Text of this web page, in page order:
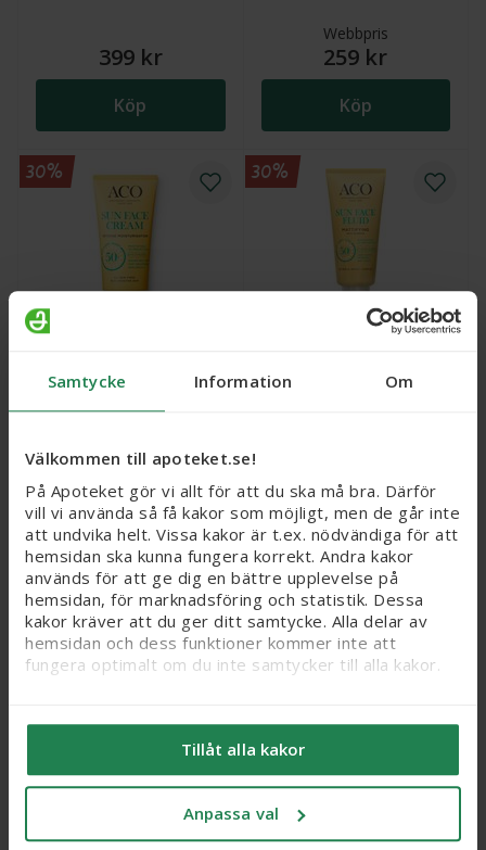
Samtycke Information Om
Välkommen till apoteket.se!
På Apoteket gör vi allt för att du ska må bra. Därför
vill vi använda så få kakor som möjligt, men de går inte
att undvika helt. Vissa kakor är t.ex. nödvändiga för att
hemsidan ska kunna fungera korrekt. Andra kakor
används för att ge dig en bättre upplevelse på
hemsidan, för marknadsföring och statistik. Dessa
kakor kräver att du ger ditt samtycke. Alla delar av
hemsidan och dess funktioner kommer inte att
fungera optimalt om du inte samtycker till alla kakor.
komma att behandlas genom kakor, eftersom vi bl. a.
säljer integritetskänsliga produkter som receptfria
läkemedel och produkter relaterade till hälsostatus
och sex. När du samtycker till kakor samtycker du
också till att känsliga personuppgifter kan behandlas
för samma ändamål.
Tillåt alla kakor
Anpassa val
399 kr
Köp
Webbpris
259 kr
Köp
ACO Sun Face Cream SPF
50+, 50 ml
Webbpris
Nytt reducerat pris: 132,30 kr. Ordinarie webbpris
132,30 kr
Ord.webbpris 189 kr
Köp
30%
ACO Sun Face
Nytt reducerat
125,30 kr
Ord.webbpris179 kr
Köp
30%
20%